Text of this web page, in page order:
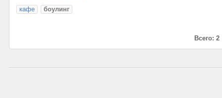
кафе
боулинг
Всего: 2